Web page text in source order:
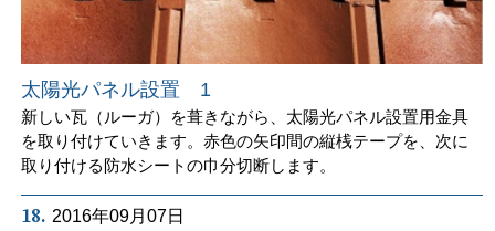
太陽光パネル設置 1
新しい瓦（ルーガ）を葺きながら、太陽光パネル設置用金具
を取り付けていきます。赤色の矢印間の縦桟テープを、次に
取り付ける防水シートの巾分切断します。
18. 2016年09月07日